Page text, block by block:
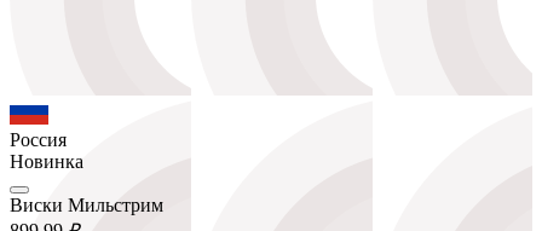
Россия
Новинка
Виски Мильстрим